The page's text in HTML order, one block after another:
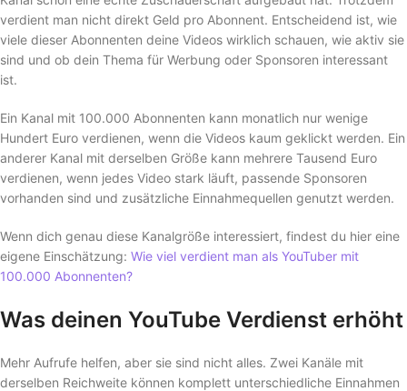
verdient man nicht direkt Geld pro Abonnent. Entscheidend ist, wie
viele dieser Abonnenten deine Videos wirklich schauen, wie aktiv sie
sind und ob dein Thema für Werbung oder Sponsoren interessant
ist.
Ein Kanal mit 100.000 Abonnenten kann monatlich nur wenige
Hundert Euro verdienen, wenn die Videos kaum geklickt werden. Ein
anderer Kanal mit derselben Größe kann mehrere Tausend Euro
verdienen, wenn jedes Video stark läuft, passende Sponsoren
vorhanden sind und zusätzliche Einnahmequellen genutzt werden.
Wenn dich genau diese Kanalgröße interessiert, findest du hier eine
eigene Einschätzung: Wie viel verdient man als YouTuber mit
100.000 Abonnenten?
Was deinen YouTube Verdienst erhöht
Mehr Aufrufe helfen, aber sie sind nicht alles. Zwei Kanäle mit
derselben Reichweite können komplett unterschiedliche Einnahmen